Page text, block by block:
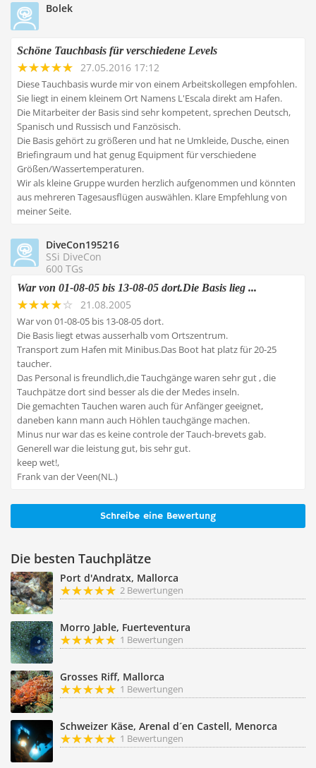
Bolek
Schöne Tauchbasis für verschiedene Levels
27.05.2016 17:12
Diese Tauchbasis wurde mir von einem Arbeitskollegen empfohlen.
Sie liegt in einem kleinem Ort Namens L'Escala direkt am Hafen.
Die Mitarbeiter der Basis sind sehr kompetent, sprechen Deutsch,
Spanisch und Russisch und Fanzösisch.
Die Basis gehört zu größeren und hat ne Umkleide, Dusche, einen
Briefingraum und hat genug Equipment für verschiedene
Größen/Wassertemperaturen.
Wir als kleine Gruppe wurden herzlich aufgenommen und könnten
aus mehreren Tagesausflügen auswählen. Klare Empfehlung von
meiner Seite.
DiveCon195216
SSi DiveCon
600 TGs
War von 01-08-05 bis 13-08-05 dort.Die Basis lieg ...
21.08.2005
War von 01-08-05 bis 13-08-05 dort.
Die Basis liegt etwas ausserhalb vom Ortszentrum.
Transport zum Hafen mit Minibus.Das Boot hat platz für 20-25
taucher.
Das Personal is freundlich,die Tauchgänge waren sehr gut , die
Tauchpätze dort sind besser als die der Medes inseln.
Die gemachten Tauchen waren auch für Anfänger geeignet,
daneben kann mann auch Höhlen tauchgänge machen.
Minus nur war das es keine controle der Tauch-brevets gab.
Generell war die leistung gut, bis sehr gut.
keep wet!,
Frank van der Veen(NL.)
Schreibe eine Bewertung
Die besten Tauchplätze
Port d'Andratx, Mallorca
2 Bewertungen
Morro Jable, Fuerteventura
1 Bewertungen
Grosses Riff, Mallorca
1 Bewertungen
Schweizer Käse, Arenal d´en Castell, Menorca
1 Bewertungen